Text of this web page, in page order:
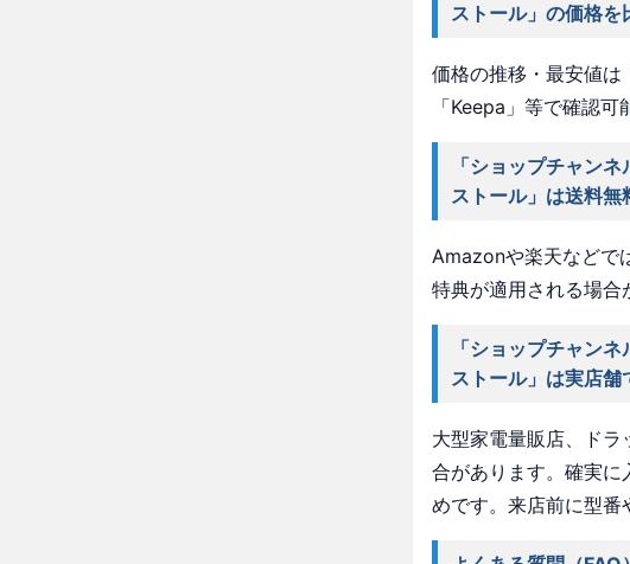
ストール」の価格を
価格の推移・最安値
「Keepa」等で確認
「ショップチャン
ストール」は送料無
Amazonや楽天などで
特典が適用される場合
「ショップチャン
ストール」は実店舗
大型家電量販店、ド
合があります。確実に
めです。来店前に型番